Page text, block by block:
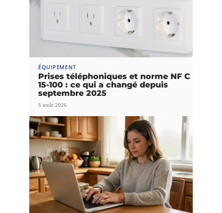
ÉQUIPEMENT
Prises téléphoniques et norme NF C
15-100 : ce qui a changé depuis
septembre 2025
5 août 2026